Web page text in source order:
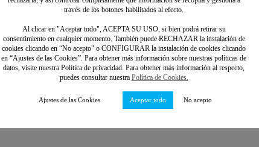
través de los botones habilitados al efecto.
Al clicar en "Aceptar todo", ACEPTA SU USO, si bien podrá retirar su
consentimiento en cualquier momento. También puede RECHAZAR la instalación de
cookies clicando en “No acepto" o CONFIGURAR la instalación de cookies clicando
en “Ajustes de las Cookies”. Para obtener más información sobre nuestras políticas de
datos, visite nuestra Política de privacidad. Para obtener más información al respecto,
puedes consultar nuestra Política de Cookies.
Ajustes de las Cookies Aceptar todo No acepto